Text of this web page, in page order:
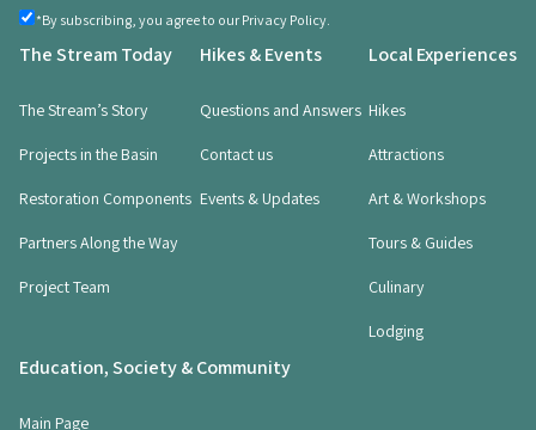
a
i
(
e
i
e
)
By
you
*By subscribing, you agree to our Privacy Policy.
The Stream Today
The Stream’s Story
Projects in the Basin
Restoration Components
Partners Along the Way
Project Team
Hikes & Events
Questions and Answers
Contact us
Events & Updates
Local Experiences
Hikes
Attractions
Art & Workshops
Tours & Guides
Culinary
Lodging
Education, Society & Community
Main Page